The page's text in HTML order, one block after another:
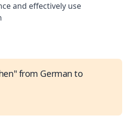
and effectively use
from German to